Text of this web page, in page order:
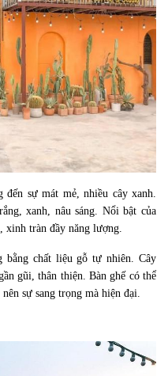
sự mát mẻ, nhiều cây xanh.
xanh, nâu sáng. Nổi bật của
xinh tràn đầy năng lượng.
bằng chất liệu gỗ tự nhiên. Cây
gũi, thân thiện. Bàn ghế có thể
sự sang trọng mà hiện đại.